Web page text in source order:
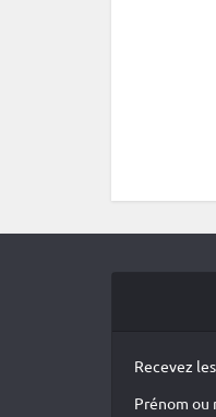
Recevez
Prénom ou